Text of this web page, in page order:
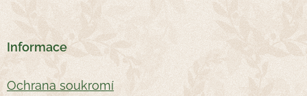
Informace
Ochrana soukromí